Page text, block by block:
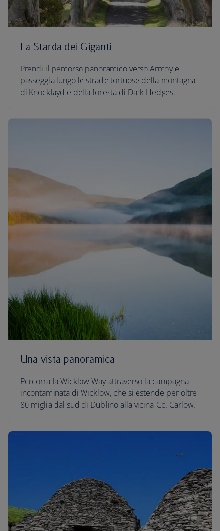
La Starda dei Giganti
Prendi il percorso panoramico verso Armoy e
passeggia lungo le strade tortuose della montagna
di Knocklayd e della foresta di Dark Hedges.
Una vista panoramica
Percorra la Wicklow Way attraverso la campagna
incontaminata di Wicklow, che si estende per oltre
80 miglia dal sud di Dublino alla vicina Co. Carlow.